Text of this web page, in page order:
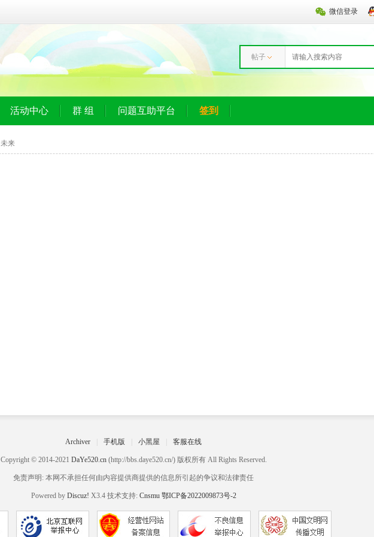
微信登录
帖子
活动中心 群 组 问题互助平台 签到
未来
Archiver 手机版 小黑屋 客服在线
Copyright © 2014-2021 DaYe520.cn(http://bbs.daye520.cn/) 版权所有 All Rights Reserved.
免责声明: 本网不承担任何由内容提供商提供的信息所引起的争议和法律责任
Powered by Discuz! X3.4 技术支持: Cnsmu 鄂ICP备2022009873号-2